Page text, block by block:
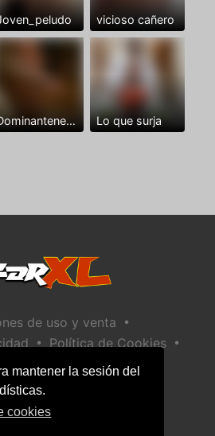
mantener la sesión del
cookies
vicioso cañero
Dominantenegro ya Lo que surja
de uso y venta •
• Política de Cookies •
seguridad infantil
/ Contactar